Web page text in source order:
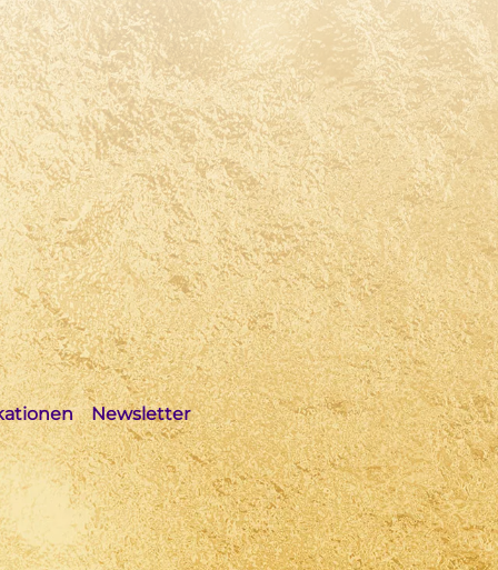
Newsletter